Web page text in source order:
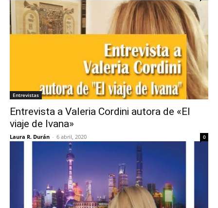
Entrevistas
Entrevista a Valeria Cordini autora de «El
viaje de Ivana»
Laura R. Durán - 6 abril, 2020 0